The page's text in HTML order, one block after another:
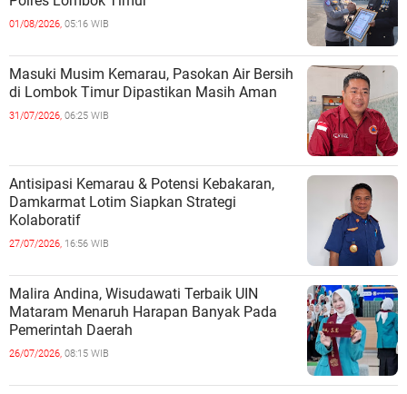
01/08/2026, 05:16 WIB
Masuki Musim Kemarau, Pasokan Air Bersih
di Lombok Timur Dipastikan Masih Aman
31/07/2026, 06:25 WIB
Antisipasi Kemarau & Potensi Kebakaran,
Damkarmat Lotim Siapkan Strategi
Kolaboratif
27/07/2026, 16:56 WIB
Malira Andina, Wisudawati Terbaik UIN
Mataram Menaruh Harapan Banyak Pada
Pemerintah Daerah
26/07/2026, 08:15 WIB